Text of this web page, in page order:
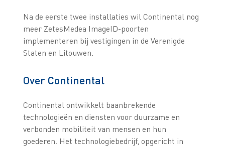
Na de eerste twee installaties wil Continental nog
meer ZetesMedea ImageID-poorten
implementeren bij vestigingen in de Verenigde
Staten en Litouwen.
Over Continental
Continental ontwikkelt baanbrekende
technologieën en diensten voor duurzame en
verbonden mobiliteit van mensen en hun
goederen. Het technologiebedrijf, opgericht in